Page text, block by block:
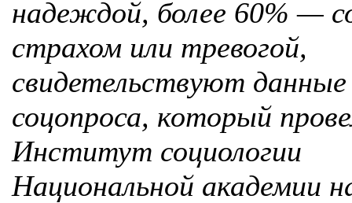
надеждой, более 60% —
страхом или тревогой,
свидетельствуют данные
соцопроса, который
Институт социологии
Национальной академии